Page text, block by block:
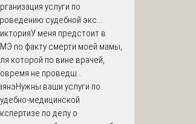
услуги по
судебной экс...
У меня предстоит в
по факту смерти моей мамы,
которой по вине врачей,
не проведш...
Нужны ваши услуги по
медицинской
по делу о